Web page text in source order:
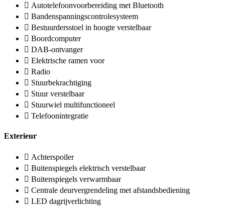
Autotelefoonvoorbereiding met Bluetooth
Bandenspanningscontrolesysteem
Bestuurdersstoel in hoogte verstelbaar
Boordcomputer
DAB-ontvanger
Elektrische ramen voor
Radio
Stuurbekrachtiging
Stuur verstelbaar
Stuurwiel multifunctioneel
Telefoonintegratie
Exterieur
Achterspoiler
Buitenspiegels elektrisch verstelbaar
Buitenspiegels verwarmbaar
Centrale deurvergrendeling met afstandsbediening
LED dagrijverlichting